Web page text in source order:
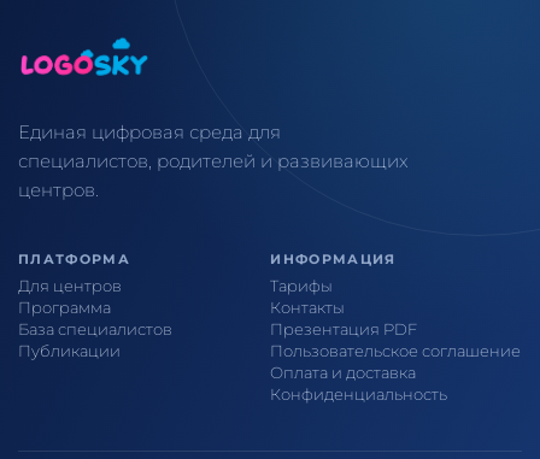
Единая цифровая среда для
специалистов, родителей и развивающих
центров.
ПЛАТФОРМА
Для центров
Программа
База специалистов
Публикации
ИНФОРМАЦИЯ
Тарифы
Контакты
Презентация PDF
Пользовательское соглашение
Оплата и доставка
Конфиденциальность